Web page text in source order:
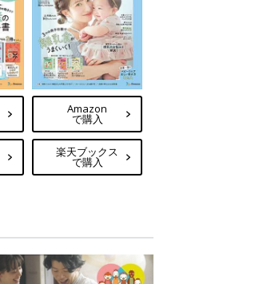
Amazon
で購入
楽天ブックス
で購入